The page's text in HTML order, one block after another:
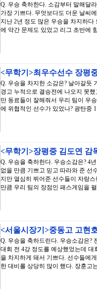
Q. 우승 축하한다. 소감부터 말해달
가장 기쁘다. 무엇보다도 더운 날씨
지난 2년 정도 많은 우승을 차지하
에 약간 문제도 있었고 리그 초반에
<무학기>최우수선수 장평
Q. 우승을 차지한 소감은? 날아갈듯
경고 누적으로 결승전에 나오지 못
만 동료들이 잘해줘서 우리 팀이 우
에 위협적인 선수가 있었나? 광탄중
<무학기>장평중 김도연 감
Q. 우승을 축하한다. 우승소감은? 4
없을 만큼 기쁘고 믿고 따라와 준 선
지만 열심히 뛰어준 선수들이 자랑
만큼 우리 팀의 장점인 패스게임을
<서울시장기>중동고 고현
Q. 우승을 축하드린다. 우승소감은?
대회 전 4강 정도를 예상했었는데
을 차지하게 돼서 기쁘다. 선수들에
한 대비를 상당히 많이 했다. 장훈고